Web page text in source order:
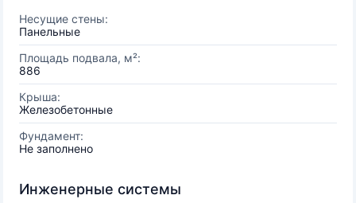
Несущие стены:
Панельные
Площадь подвала, м²:
886
Крыша:
Железобетонные
Фундамент:
Не заполнено
Инженерные системы